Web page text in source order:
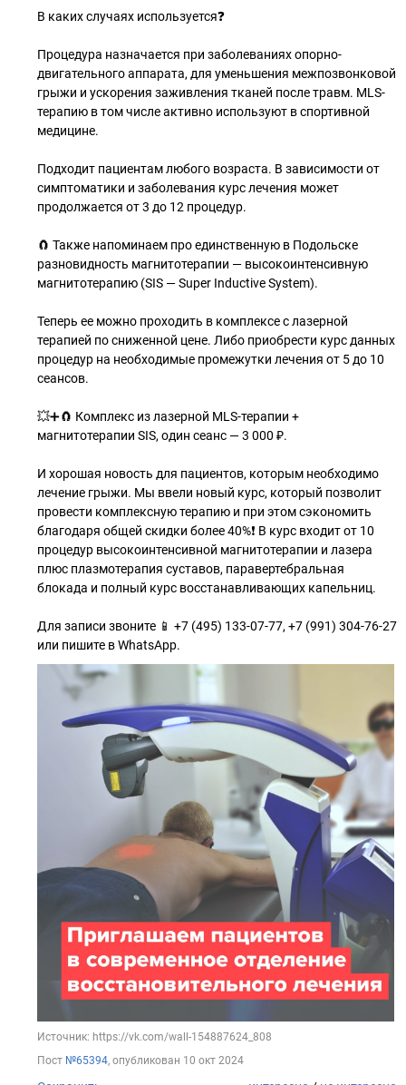
В каких случаях используется❓
Процедура назначается при заболеваниях опорно-
двигательного аппарата, для уменьшения межпозвонковой
грыжи и ускорения заживления тканей после травм. MLS-
терапию в том числе активно используют в спортивной
медицине.
Подходит пациентам любого возраста. В зависимости от
симптоматики и заболевания курс лечения может
продолжается от 3 до 12 процедур.
🧲 Также напоминаем про единственную в Подольске
разновидность магнитотерапии — высокоинтенсивную
магнитотерапию (SIS — Super Inductive System).
Теперь ее можно проходить в комплексе с лазерной
терапией по сниженной цене. Либо приобрести курс данных
процедур на необходимые промежутки лечения от 5 до 10
сеансов.
💥➕🧲 Комплекс из лазерной MLS-терапии +
магнитотерапии SIS, один сеанс — 3 000 ₽.
И хорошая новость для пациентов, которым необходимо
лечение грыжи. Мы ввели новый курс, который позволит
провести комплексную терапию и при этом сэкономить
благодаря общей скидки более 40%❗ В курс входит от 10
процедур высокоинтенсивной магнитотерапии и лазера
плюс плазмотерапия суставов, паравертебральная
блокада и полный курс восстанавливающих капельниц.
Для записи звоните 📱 +7 (495) 133-07-77, +7 (991) 304-76-27
или пишите в WhatsApp.
Источник: https://vk.com/wall-154887624_808
Пост №65394, опубликован 10 окт 2024